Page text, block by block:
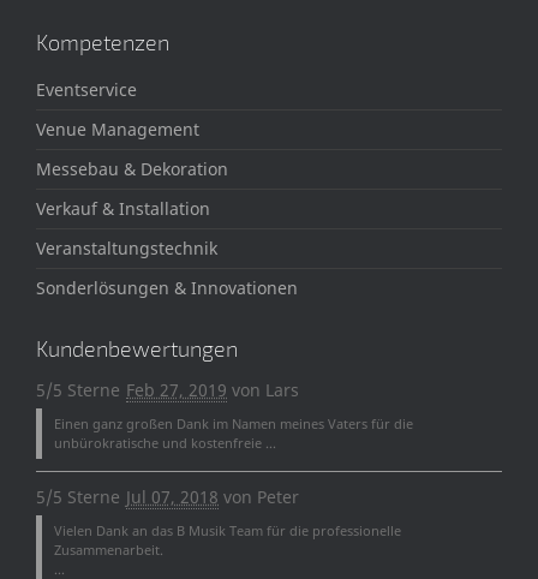
Kompetenzen
Eventservice
Venue Management
Messebau & Dekoration
Verkauf & Installation
Veranstaltungstechnik
Sonderlösungen & Innovationen
Kundenbewertungen
5/5 Sterne Feb 27, 2019 von Lars
Einen ganz großen Dank im Namen meines Vaters für die
unbürokratische und kostenfreie ...
5/5 Sterne Jul 07, 2018 von Peter
Vielen Dank an das B Musik Team für die professionelle
Zusammenarbeit.
...